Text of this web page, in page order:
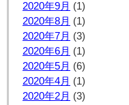
2020年9月 (1)
2020年8月 (1)
2020年7月 (3)
2020年6月 (1)
2020年5月 (6)
2020年4月 (1)
2020年2月 (3)